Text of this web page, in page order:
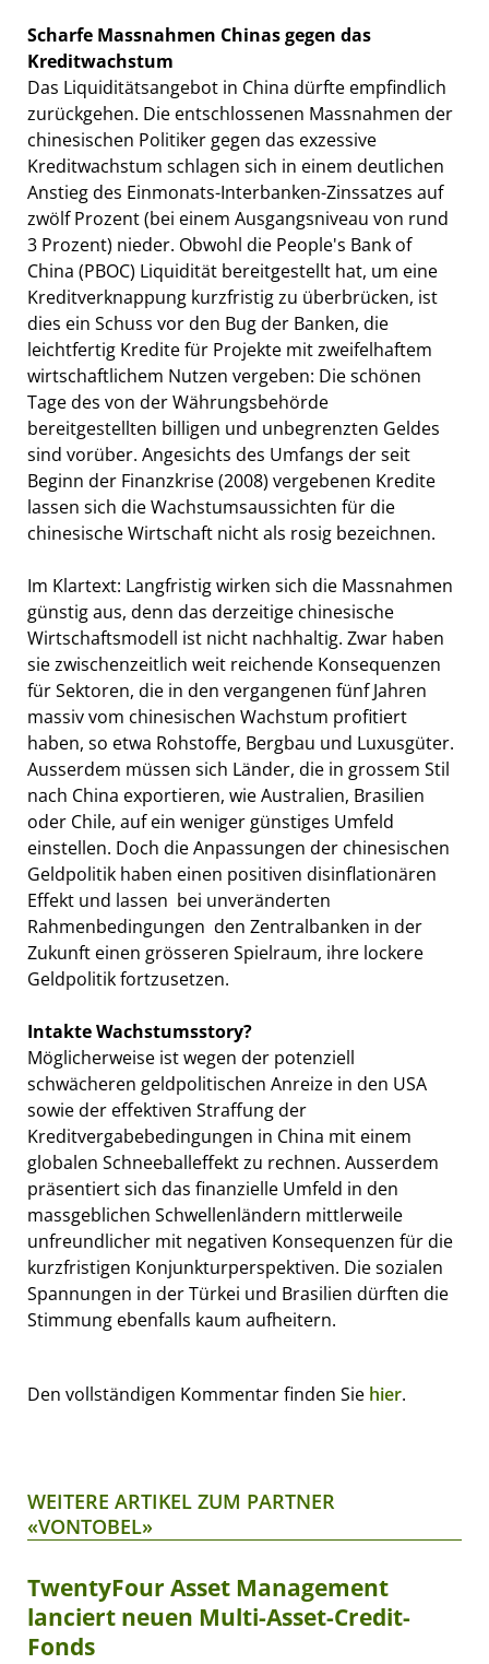
Scharfe Massnahmen Chinas gegen das
Kreditwachstum
Das Liquiditätsangebot in China dürfte empfindlich
zurückgehen. Die entschlossenen Massnahmen der
chinesischen Politiker gegen das exzessive
Kreditwachstum schlagen sich in einem deutlichen
Anstieg des Einmonats-Interbanken-Zinssatzes auf
zwölf Prozent (bei einem Ausgangsniveau von rund
3 Prozent) nieder. Obwohl die People's Bank of
China (PBOC) Liquidität bereitgestellt hat, um eine
Kreditverknappung kurzfristig zu überbrücken, ist
dies ein Schuss vor den Bug der Banken, die
leichtfertig Kredite für Projekte mit zweifelhaftem
wirtschaftlichem Nutzen vergeben: Die schönen
Tage des von der Währungsbehörde
bereitgestellten billigen und unbegrenzten Geldes
sind vorüber. Angesichts des Umfangs der seit
Beginn der Finanzkrise (2008) vergebenen Kredite
lassen sich die Wachstumsaussichten für die
chinesische Wirtschaft nicht als rosig bezeichnen.
Im Klartext: Langfristig wirken sich die Massnahmen
günstig aus, denn das derzeitige chinesische
Wirtschaftsmodell ist nicht nachhaltig. Zwar haben
sie zwischenzeitlich weit reichende Konsequenzen
für Sektoren, die in den vergangenen fünf Jahren
massiv vom chinesischen Wachstum profitiert
haben, so etwa Rohstoffe, Bergbau und Luxusgüter.
Ausserdem müssen sich Länder, die in grossem Stil
nach China exportieren, wie Australien, Brasilien
oder Chile, auf ein weniger günstiges Umfeld
einstellen. Doch die Anpassungen der chinesischen
Geldpolitik haben einen positiven disinflationären
Effekt und lassen  bei unveränderten
Rahmenbedingungen  den Zentralbanken in der
Zukunft einen grösseren Spielraum, ihre lockere
Geldpolitik fortzusetzen.
Intakte Wachstumsstory?
Möglicherweise ist wegen der potenziell
schwächeren geldpolitischen Anreize in den USA
sowie der effektiven Straffung der
Kreditvergabebedingungen in China mit einem
globalen Schneeballeffekt zu rechnen. Ausserdem
präsentiert sich das finanzielle Umfeld in den
massgeblichen Schwellenländern mittlerweile
unfreundlicher mit negativen Konsequenzen für die
kurzfristigen Konjunkturperspektiven. Die sozialen
Spannungen in der Türkei und Brasilien dürften die
Stimmung ebenfalls kaum aufheitern.
Den vollständigen Kommentar finden Sie hier.
WEITERE ARTIKEL ZUM PARTNER
«VONTOBEL»
TwentyFour Asset Management
lanciert neuen Multi-Asset-Credit-
Fonds